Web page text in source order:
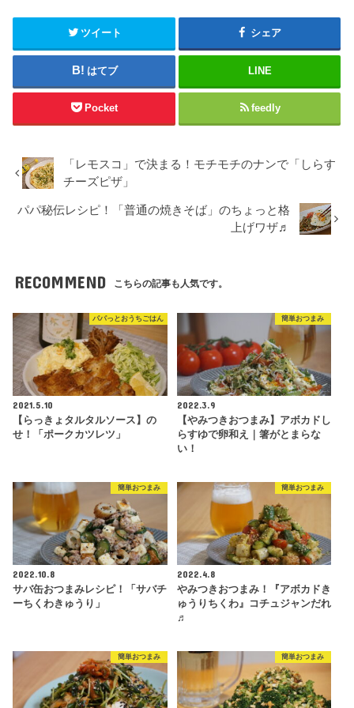
ツイート シェア
はてブ LINE
Pocket feedly
「レモスコ」で決まる！モチモチのナンで「しらす
チーズピザ」
パパ秘伝レシピ！「普通の焼きそば」のちょっと格
上げワザ♬
RECOMMEND こちらの記事も人気です。
パパっとおうちごはん
2021.5.10
【らっきょタルタルソース】の
せ！「ポークカツレツ」
簡単おつまみ
2022.3.9
【やみつきおつまみ】アボカドし
らすゆで卵和え｜箸がとまらな
い！
簡単おつまみ
2022.10.8
サバ缶おつまみレシピ！「サバチ
ーちくわきゅうり」
簡単おつまみ
2022.4.8
やみつきおつまみ！『アボカドき
ゅうりちくわ』コチュジャンだれ
♬
簡単おつまみ 簡単おつまみ